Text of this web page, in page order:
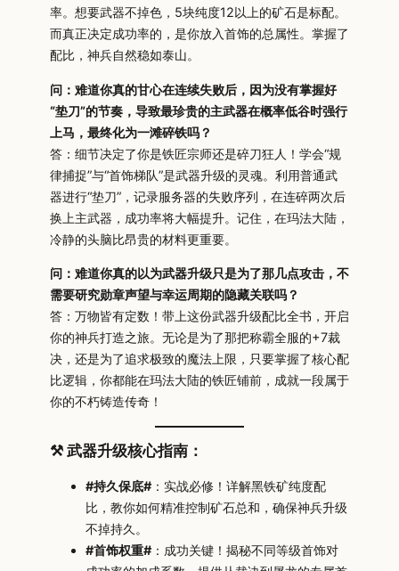
率。想要武器不掉色，5块纯度12以上的矿石是标配。
而真正决定成功率的，是你放入首饰的总属性。掌握了
配比，神兵自然稳如泰山。
问：难道你真的甘心在连续失败后，因为没有掌握好
“垫刀”的节奏，导致最珍贵的主武器在概率低谷时强行
上马，最终化为一滩碎铁吗？
答：细节决定了你是铁匠宗师还是碎刀狂人！学会“规
律捕捉”与“首饰梯队”是武器升级的灵魂。利用普通武
器进行“垫刀”，记录服务器的失败序列，在连碎两次后
换上主武器，成功率将大幅提升。记住，在玛法大陆，
冷静的头脑比昂贵的材料更重要。
问：难道你真的以为武器升级只是为了那几点攻击，不
需要研究勋章声望与幸运周期的隐藏关联吗？
答：万物皆有定数！带上这份武器升级配比全书，开启
你的神兵打造之旅。无论是为了那把称霸全服的+7裁
决，还是为了追求极致的魔法上限，只要掌握了核心配
比逻辑，你都能在玛法大陆的铁匠铺前，成就一段属于
你的不朽铸造传奇！
⚒️ 武器升级核心指南：
#持久保底#：实战必修！详解黑铁矿纯度配
比，教你如何精准控制矿石总和，确保神兵升级
不掉持久。
#首饰权重#：成功关键！揭秘不同等级首饰对